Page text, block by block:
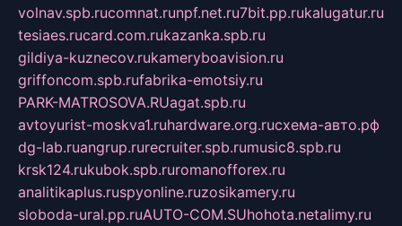
volnav.spb.rucomnat.runpf.net.ru7bit.pp.rukalugatur.ru
tesiaes.rucard.com.rukazanka.spb.ru
gildiya-kuznecov.rukameryboavision.ru
griffoncom.spb.rufabrika-emotsiy.ru
PARK-MATROSOVA.RUagat.spb.ru
avtoyurist-moskva1.ruhardware.org.ruсхема-авто.рф
dg-lab.ruangrup.rurecruiter.spb.rumusic8.spb.ru
krsk124.rukubok.spb.ruromanofforex.ru
analitikaplus.ruspyonline.ruzosikamery.ru
sloboda-ural.pp.ruAUTO-COM.SUhohota.netalimy.ru